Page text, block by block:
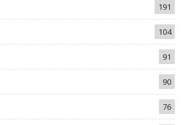
191
104
91
90
76